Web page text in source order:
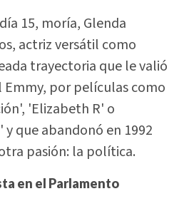
15, moría, Glenda
actriz versátil como
trayectoria que le valió
Emmy, por películas como
'Elizabeth R' o
y que abandonó en 1992
pasión: la política.
en el Parlamento